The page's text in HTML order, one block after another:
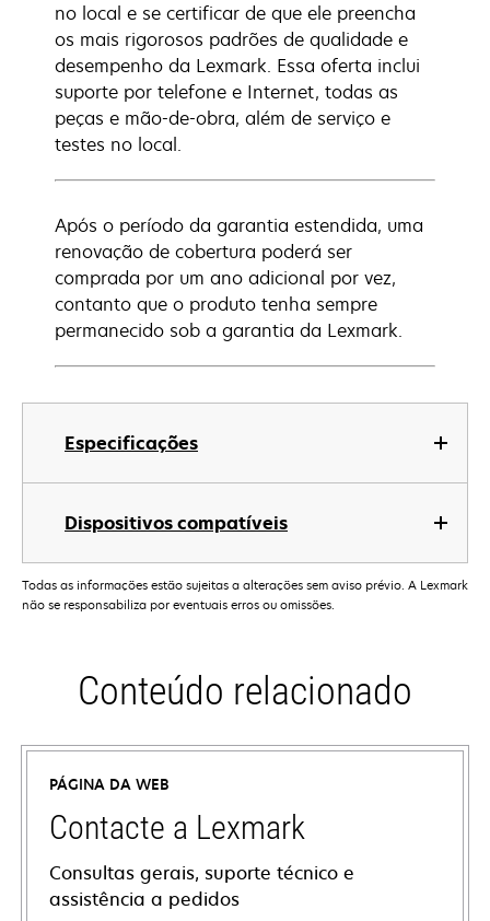
Especificações
Dispositivos compatíveis
no local e se certificar de que ele preencha
os mais rigorosos padrões de qualidade e
desempenho da Lexmark. Essa oferta inclui
suporte por telefone e Internet, todas as
peças e mão-de-obra, além de serviço e
testes no local.
Após o período da garantia estendida, uma
renovação de cobertura poderá ser
comprada por um ano adicional por vez,
contanto que o produto tenha sempre
permanecido sob a garantia da Lexmark.
Todas as informações estão sujeitas a alterações sem aviso prévio. A Lexmark
não se responsabiliza por eventuais erros ou omissões.
Conteúdo relacionado
PÁGINA DA WEB
Contacte a Lexmark
Consultas gerais, suporte técnico e
assistência a pedidos